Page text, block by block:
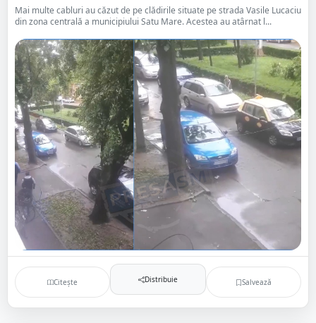
Mai multe cabluri au căzut de pe clădirile situate pe strada Vasile Lucaciu
din zona centrală a municipiului Satu Mare. Acestea au atârnat l...
Citește Distribuie Salvează